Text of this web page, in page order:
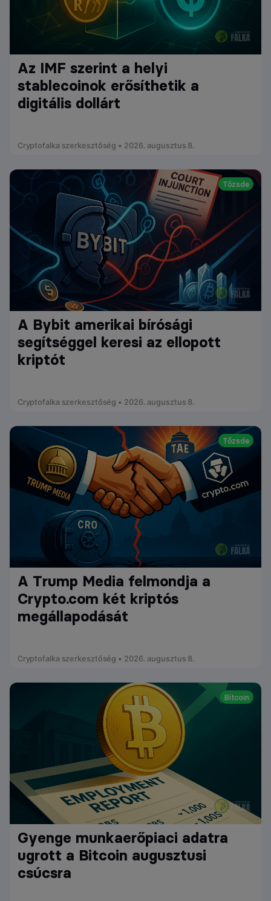
Az IMF szerint a helyi
stablecoinok erősíthetik a
digitális dollárt
Cryptofalka szerkesztőség • 2026. augusztus 8.
Tőzsde
A Bybit amerikai bírósági
segítséggel keresi az ellopott
kriptót
Cryptofalka szerkesztőség • 2026. augusztus 8.
Tőzsde
A Trump Media felmondja a
Crypto.com két kriptós
megállapodását
Cryptofalka szerkesztőség • 2026. augusztus 8.
Bitcoin
Gyenge munkaerőpiaci adatra
ugrott a Bitcoin augusztusi
csúcsra